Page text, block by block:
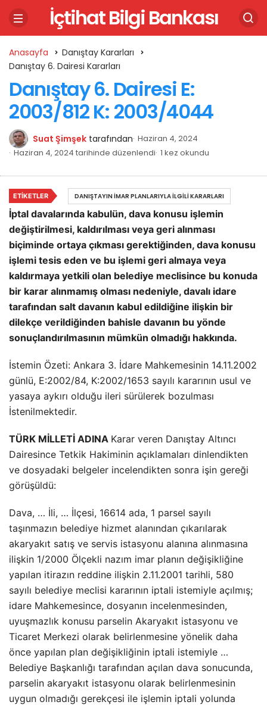
İçtihat Bilgi Bankası
Anasayfa
Danıştay Kararları
Danıştay 6. Dairesi Kararları
Danıştay 6. Dairesi E:
2003/812 K: 2003/4044
Suat Şimşek tarafından Haziran 4, 2024
Haziran 4, 2024 tarihinde düzenlendi 1 kez okundu
İptal davalarında kabulün, dava konusu işlemin
değiştirilmesi, kaldırılması veya geri alınması
biçiminde ortaya çıkması gerektiğinden, dava konusu
işlemi tesis eden ve bu işlemi geri almaya veya
kaldırmaya yetkili olan belediye meclisince bu konuda
bir karar alınmamış olması nedeniyle, davalı idare
tarafından salt davanın kabul edildiğine ilişkin bir
dilekçe verildiğinden bahisle davanın bu yönde
sonuçlandırılmasının mümkün olmadığı hakkında.
İstemin Özeti: Ankara 3. İdare Mahkemesinin 14.11.2002
günlü, E:2002/84, K:2002/1653 sayılı kararının usul ve
yasaya aykırı olduğu ileri sürülerek bozulması
İstenilmektedir.
TÜRK MİLLETİ ADINA Karar veren Danıştay Altıncı
Dairesince Tetkik Hakiminin açıklamaları dinlendikten
ve dosyadaki belgeler incelendikten sonra işin gereği
görüşüldü:
Dava, … İli, … İlçesi, 16614 ada, 1 parsel sayılı
taşınmazın belediye hizmet alanından çıkarılarak
akaryakıt satış ve servis istasyonu alanına alınmasına
ilişkin 1/2000 Ölçekli nazım imar planın değişikliğine
yapılan itirazın reddine ilişkin 2.11.2001 tarihli, 580
sayılı belediye meclisi kararının iptali istemiyle açılmış;
idare Mahkemesince, dosyanın incelenmesinden,
uyuşmazlık konusu parselin Akaryakıt istasyonu ve
Ticaret Merkezi olarak belirlenmesine yönelik daha
önce yapılan plan değişikliğinin iptali istemiyle …
Belediye Başkanlığı tarafından açılan dava sonucunda,
parselin akaryakıt istasyonu olarak belirlenmesinin
uygun olmadığı gerekçesi ile işlemin iptali yolunda
ETIKETLER DANIŞTAYIN İMAR PLANLARIYLA İLGILI KARARLARI